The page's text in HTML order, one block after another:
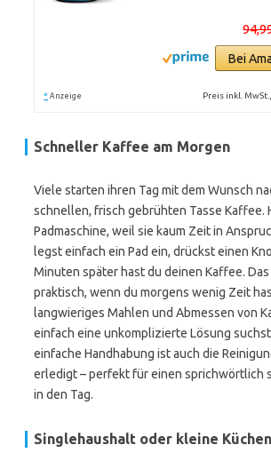
Bei
* Anzeige Preis inkl.
Schneller Kaffee am Morgen
Viele starten ihren Tag mit dem Wunsch
schnellen, frisch gebrühten Tasse Kaffee.
Padmaschine, weil sie kaum Zeit in
legst einfach ein Pad ein, drückst einen
Minuten später hast du deinen Kaffee.
praktisch, wenn du morgens wenig Zeit
langwieriges Mahlen und Abmessen von
einfach eine unkomplizierte Lösung
einfache Handhabung ist auch die
erledigt – perfekt für einen sprichwörtlich
in den Tag.
Singlehaushalt oder kleine Küchen